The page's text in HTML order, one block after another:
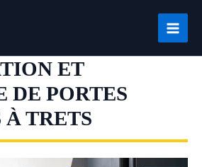
ET
DE PORTES
TRETS